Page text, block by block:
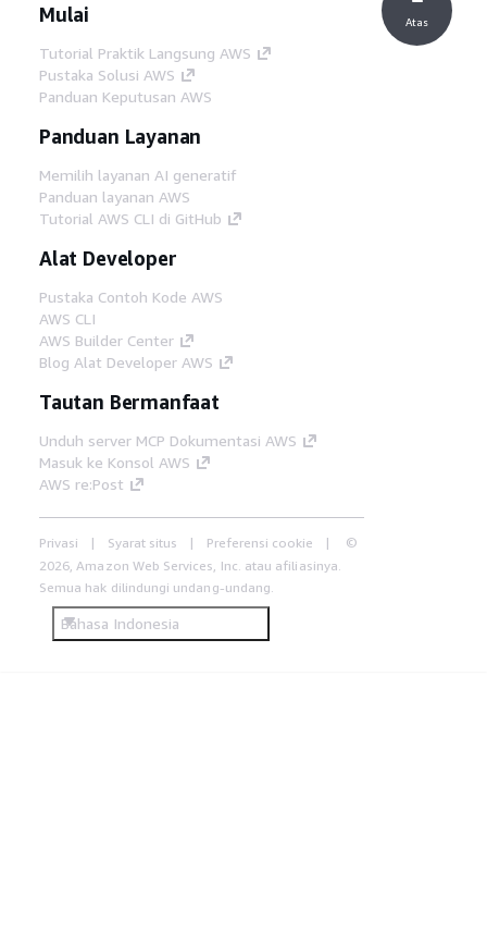
Mulai
Tutorial Praktik Langsung AWS
Pustaka Solusi AWS
Panduan Keputusan AWS
Panduan Layanan
Memilih layanan AI generatif
Panduan layanan AWS
Tutorial AWS CLI di GitHub
Alat Developer
Pustaka Contoh Kode AWS
AWS CLI
AWS Builder Center
Blog Alat Developer AWS
Tautan Bermanfaat
Unduh server MCP Dokumentasi AWS
Masuk ke Konsol AWS
AWS re:Post
Privasi Syarat situs Preferensi cookie
©
2026, Amazon Web Services, Inc. atau afiliasinya.
Semua hak dilindungi undang-undang.
Bahasa Indonesia
Atas